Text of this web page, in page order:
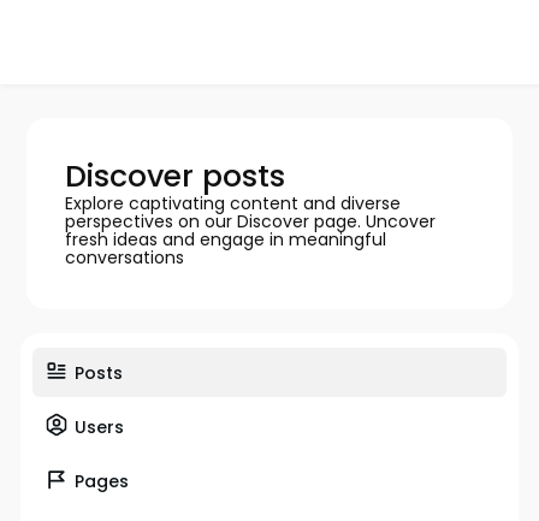
Discover posts
Explore captivating content and diverse
perspectives on our Discover page. Uncover
fresh ideas and engage in meaningful
conversations
Posts
Users
Pages